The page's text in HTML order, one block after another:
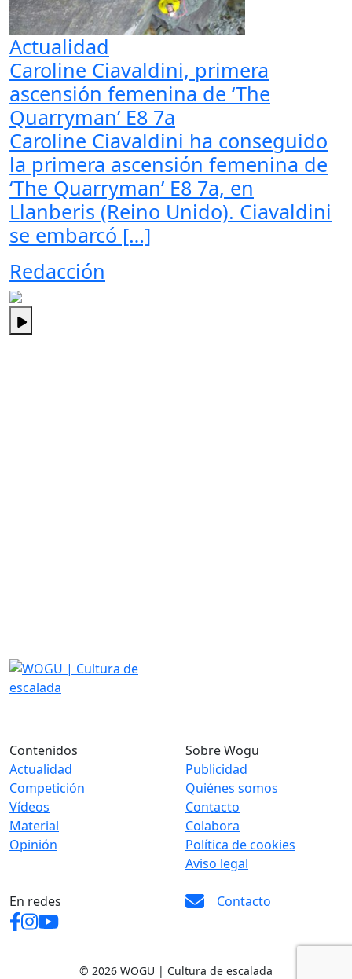
Actualidad
Caroline Ciavaldini, primera
ascensión femenina de ‘The
Quarryman’ E8 7a
Caroline Ciavaldini ha conseguido
la primera ascensión femenina de
‘The Quarryman’ E8 7a, en
Llanberis (Reino Unido). Ciavaldini
se embarcó […]
Redacción
Contenidos
Actualidad
Competición
Vídeos
Material
Opinión
Sobre Wogu
Publicidad
Quiénes somos
Contacto
Colabora
Política de cookies
Aviso legal
En redes Contacto
© 2026 WOGU | Cultura de escalada